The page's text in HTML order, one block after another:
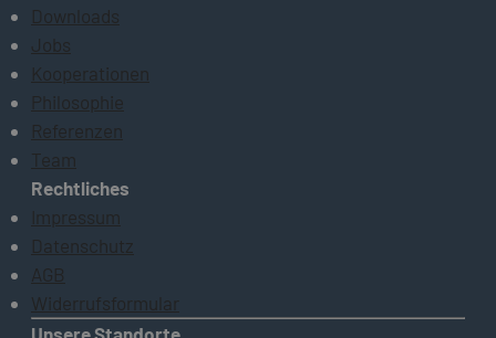
Downloads
Jobs
Kooperationen
Philosophie
Referenzen
Team
Rechtliches
Impressum
Datenschutz
AGB
Widerrufsformular